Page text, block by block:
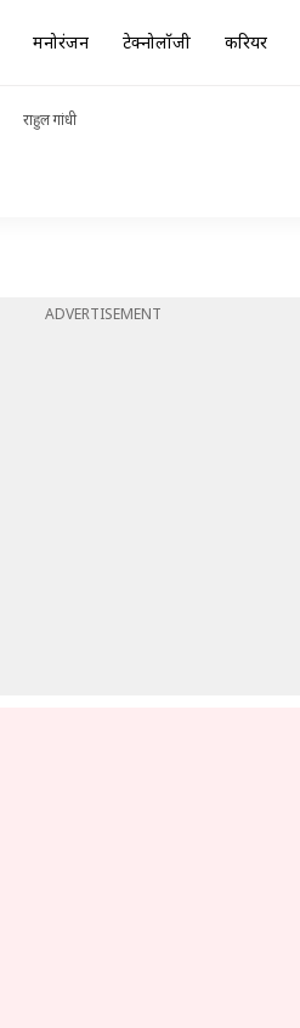
मनोरंजन टेक्नोलॉजी करियर
राहुल गांधी
ADVERTISEMENT